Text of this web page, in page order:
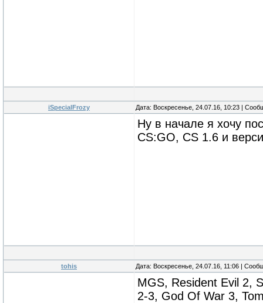
iSpecialFrozy Дата: Воскресенье, 24.07.16, 10:23 |
Ну в начале я хочу
CS:GO, CS 1.6 и
tohis Дата: Воскресенье, 24.07.16, 11:06 |
MGS, Resident Evil 2,
2-3, God Of War 3,